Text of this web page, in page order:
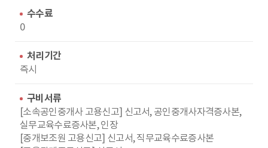
수수료
0
처리기간
즉시
구비서류
[소속공인중개사 고용신고] 신고서, 공인중개사자격증사본,
실무교육수료증사본, 인장
[중개보조원 고용신고] 신고서, 직무교육수료증사본